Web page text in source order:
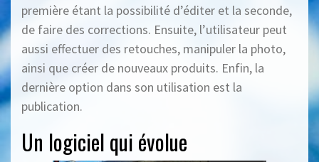
première étant la possibilité d’éditer et la seconde,
de faire des corrections. Ensuite, l’utilisateur peut
aussi effectuer des retouches, manipuler la photo,
ainsi que créer de nouveaux produits. Enfin, la
dernière option dans son utilisation est la
publication.
Un logiciel qui évolue